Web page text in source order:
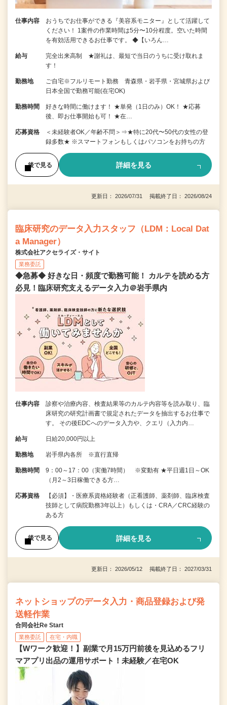
仕事内容
おうちでお仕事ができる『美容系モニター』として活躍して
ください！ 1案件の作業時間は5分〜10分程度。空いた時間
を有効活用できるお仕事です。 ◆【いろん…
給与
完全出来高制 ★謝礼は、最短で当日のうちに受け取れま
す！
勤務地
ご自宅※フルリモート勤務 青森県・岩手県・宮城県および
日本全国で勤務可能(在宅OK)
勤務時間
好きな時間に働けます！ ★単発（1日のみ）OK！ ★応募
後、即お仕事開始も可！ ★在…
応募資格
＜未経験者OK／年齢不問＞⇒★特に20代〜50代の女性の登
録多数★ ※スマートフォンもしくはパソコンをお持ちの方
後で見る 詳細を見る
更新日： 2026/07/31 掲載終了日： 2026/08/24
臨床研究のデータ入力スタッフ（LDM：Local Dat
a Manager）
株式会社アクセライズ・サイト
業務委託
◆急募◆ 好きな日・頻度で勤務可能！ カルテを読める方
必見！臨床研究支えるデータ入力＠岩手県内
仕事内容
診察や治療内容、検査結果等のカルテ内容等を読み取り、臨
床研究の研究計画書で規定されたデータを抽出するお仕事で
す。 その後EDCへのデータ入力や、クエリ（入力内…
給与 日給20,000円以上
勤務地 岩手県内各所 ※直行直帰
勤務時間
9：00～17：00（実働7時間） ※変動有 ★平日週1日～OK
（月2～3日稼働できる方…
応募資格
【必須】・医療系資格経験者（正看護師、薬剤師、臨床検査
技師として病院勤務3年以上）もしくは・CRA／CRC経験の
ある方
後で見る 詳細を見る
更新日： 2026/05/12 掲載終了日： 2027/03/31
ネットショップのデータ入力・商品登録および発
送軽作業
合同会社Re Start
業務委託 在宅・内職
【Wワーク歓迎！】副業で月15万円前後を見込めるフリ
マアプリ出品の運用サポート！未経験／在宅OK